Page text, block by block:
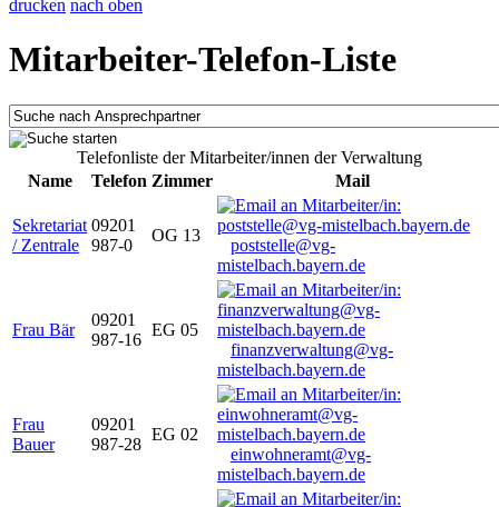
drucken nach oben
Mitarbeiter-Telefon-Liste
Telefonliste der Mitarbeiter/innen der Verwaltung
Name
Telefon Zimmer Mail
Sekretariat
/ Zentrale
09201
987-0
OG 13
poststelle@vg-
mistelbach.bayern.de
Frau Bär
09201
987-16
EG 05
finanzverwaltung@vg-
mistelbach.bayern.de
Frau
Bauer
09201
987-28
EG 02
einwohneramt@vg-
mistelbach.bayern.de